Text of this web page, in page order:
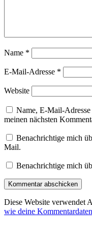
Name *
E-Mail-Adresse *
Website
Name, E-Mail-
meinen nächsten
Benachrichtige mich
Mail.
Benachrichtige mich
Diese Website verwendet
wie deine